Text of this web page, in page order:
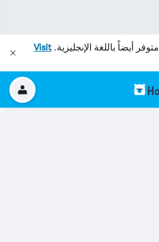
متوفر أيضاً باللغة الإنجليزية.Visit